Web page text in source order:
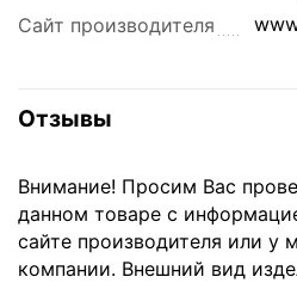
Сайт производителя
Отзывы
Внимание! Просим Вас
данном товаре с
сайте производителя или у
компании. Внешний вид